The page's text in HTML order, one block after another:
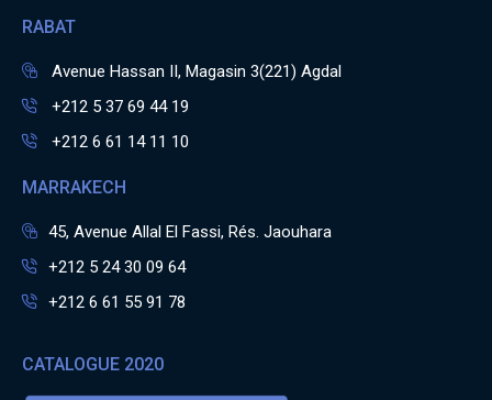
RABAT
Avenue Hassan II, Magasin 3(221) Agdal
+212 5 37 69 44 19
+212 6 61 14 11 10
MARRAKECH
45, Avenue Allal El Fassi, Rés. Jaouhara
+212 5 24 30 09 64
+212 6 61 55 91 78
CATALOGUE 2020